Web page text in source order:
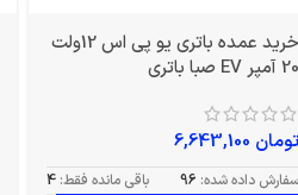
خرید عمده باتری یو پی اس 12ولت
20 آمپر EV صبا باتری
تومان
سفارش داده شده: 96 باقی مانده فقط: 4